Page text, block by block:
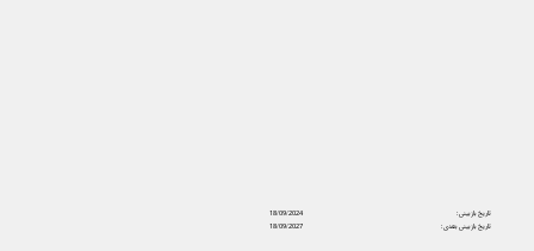
18/09/2024
تاریخ بازبینی:
18/09/2027
تاریخ بازبینی بعدی: